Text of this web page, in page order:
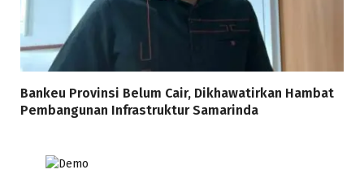
Bankeu Provinsi Belum Cair, Dikhawatirkan Hambat
Pembangunan Infrastruktur Samarinda